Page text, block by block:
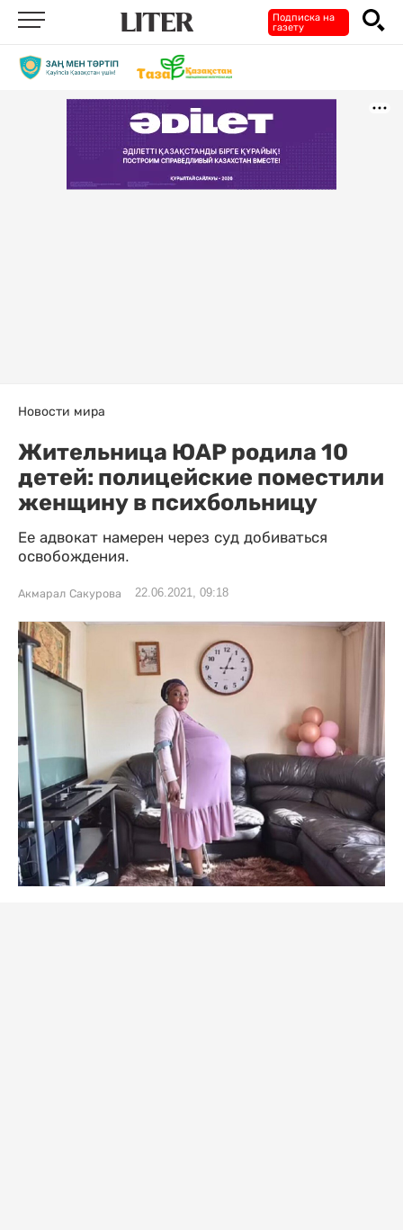
Подписка на
газету
Новости мира
Жительница ЮАР родила 10
детей: полицейские поместили
женщину в психбольницу
Ее адвокат намерен через суд добиваться
освобождения.
Акмарал Сакурова 22.06.2021, 09:18